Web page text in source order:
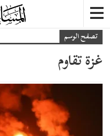
تصفح الوسم
غزة تقاوم